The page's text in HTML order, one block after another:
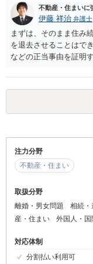
賃貸人にすでに弁護士
合でなければ、弁護士
ます。
不動産・住まいに
伊藤 祥治 弁護士
まずは、そのまま住み
を退去させることはで
などの正当事由を証明
を検討すればよいと思
注力分野
不動産・住まい
取扱分野
離婚・男女問題
相続・
産・住まい
外国人・国
対応体制
分割払い利用可